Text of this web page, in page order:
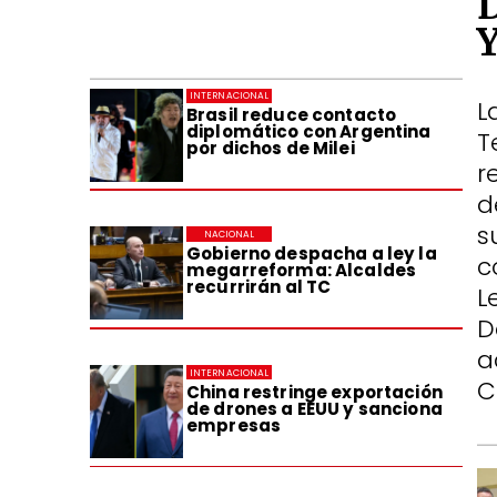
Brasil reduce contacto
diplomático con Argentina
por dichos de Milei
INTERNACIONAL
Gobierno despacha a ley la
megarreforma: Alcaldes
recurrirán al TC
NACIONAL
China restringe exportación
de drones a EEUU y sanciona
empresas
INTERNACIONAL